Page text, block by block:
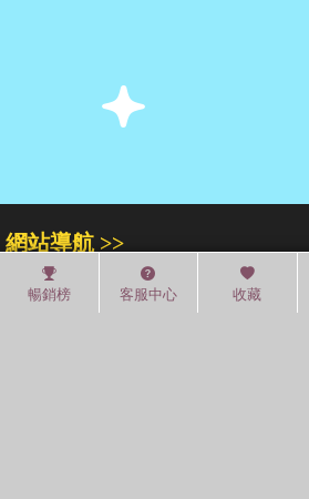
暢銷榜 客服中心 收藏
網站導航 >>
關於我們 門市專區
紅利積點
中文分類